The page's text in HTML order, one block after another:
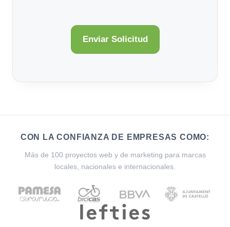
CON LA CONFIANZA DE EMPRESAS COMO:
Más de 100 proyectos web y de marketing para marcas
locales, nacionales e internacionales.